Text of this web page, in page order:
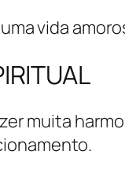
vida
muita